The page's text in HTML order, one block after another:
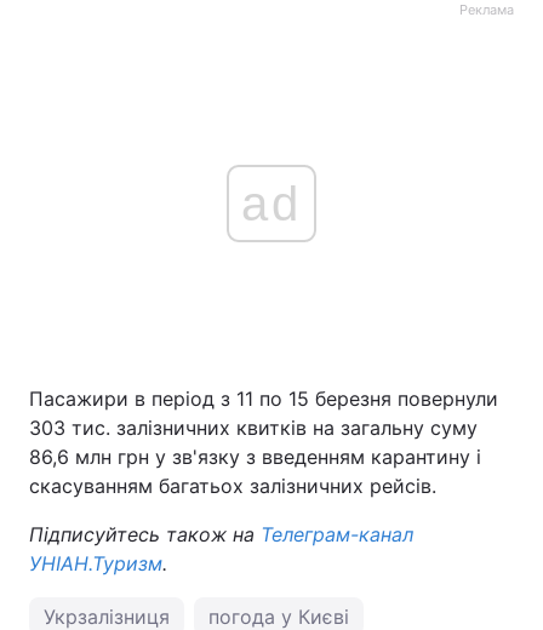
Реклама
ad
Пасажири в період з 11 по 15 березня повернули
303 тис. залізничних квитків на загальну суму
86,6 млн грн у зв'язку з введенням карантину і
скасуванням багатьох залізничних рейсів.
Підписуйтесь також на Телеграм-канал
УНІАН.Туризм.
Укрзалізниця погода у Києві